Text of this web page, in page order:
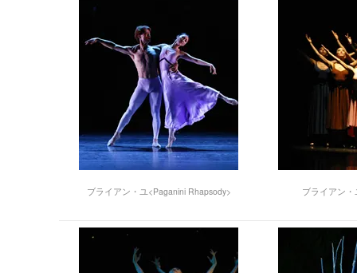
ブライアン・ユ<Paganini Rhapsody> ブライアン・